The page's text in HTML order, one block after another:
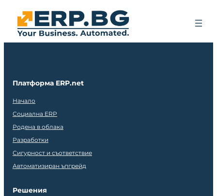
Платформа ERP.net
Начало
Социална ERP
Родена в облака
Разработки
Сигурност и съответствие
Автоматизиран ъпгрейд
Решения